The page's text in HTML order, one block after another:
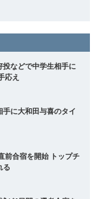
投などで中学生相手に
応え
に大和田与喜のタイ
前合宿を開始 トップチ
る